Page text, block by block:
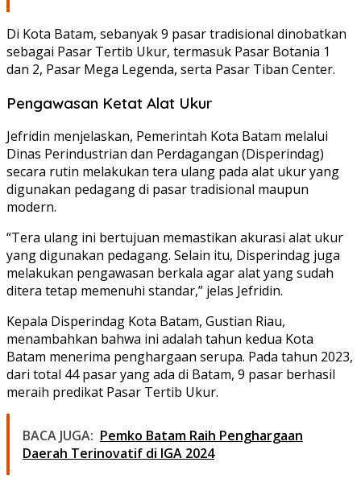
Di Kota Batam, sebanyak 9 pasar tradisional dinobatkan
sebagai Pasar Tertib Ukur, termasuk Pasar Botania 1
dan 2, Pasar Mega Legenda, serta Pasar Tiban Center.
Pengawasan Ketat Alat Ukur
Jefridin menjelaskan, Pemerintah Kota Batam melalui
Dinas Perindustrian dan Perdagangan (Disperindag)
secara rutin melakukan tera ulang pada alat ukur yang
digunakan pedagang di pasar tradisional maupun
modern.
“Tera ulang ini bertujuan memastikan akurasi alat ukur
yang digunakan pedagang. Selain itu, Disperindag juga
melakukan pengawasan berkala agar alat yang sudah
ditera tetap memenuhi standar,” jelas Jefridin.
Kepala Disperindag Kota Batam, Gustian Riau,
menambahkan bahwa ini adalah tahun kedua Kota
Batam menerima penghargaan serupa. Pada tahun 2023,
dari total 44 pasar yang ada di Batam, 9 pasar berhasil
meraih predikat Pasar Tertib Ukur.
BACA JUGA: Pemko Batam Raih Penghargaan
Daerah Terinovatif di IGA 2024